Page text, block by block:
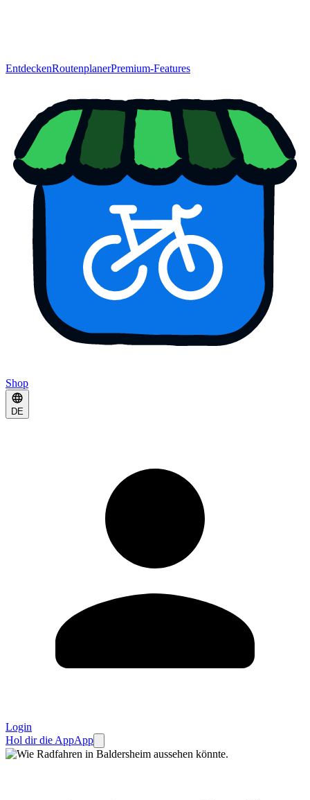
EntdeckenRoutenplanerPremium-Features
Shop
DE
Login
Hol dir die AppApp